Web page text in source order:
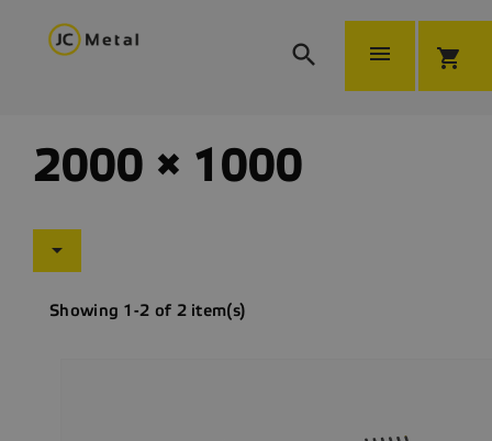
  shopping_cart
2000 × 1000

Showing 1-2 of 2 item(s)